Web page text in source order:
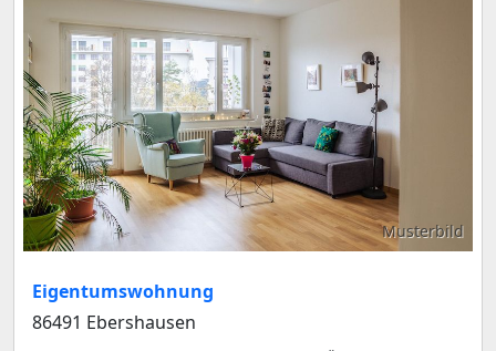
Musterbild
Eigentumswohnung
86491 Ebershausen